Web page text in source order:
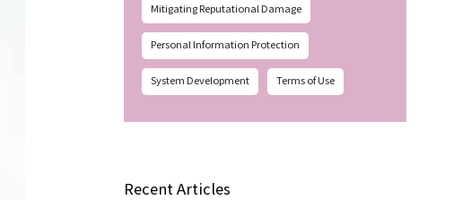
Mitigating Reputational Damage
Personal Information Protection
System Development Terms of Use
Recent Articles